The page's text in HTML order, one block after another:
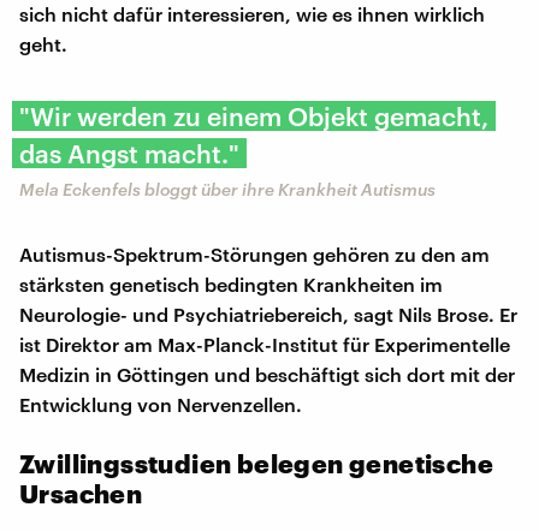
sich nicht dafür interessieren, wie es ihnen wirklich
geht.
"Wir werden zu einem Objekt gemacht,
das Angst macht."
Mela Eckenfels bloggt über ihre Krankheit Autismus
Autismus-Spektrum-Störungen gehören zu den am
stärksten genetisch bedingten Krankheiten im
Neurologie- und Psychiatriebereich, sagt Nils Brose. Er
ist Direktor am Max-Planck-Institut für Experimentelle
Medizin in Göttingen und beschäftigt sich dort mit der
Entwicklung von Nervenzellen.
Zwillingsstudien belegen genetische
Ursachen